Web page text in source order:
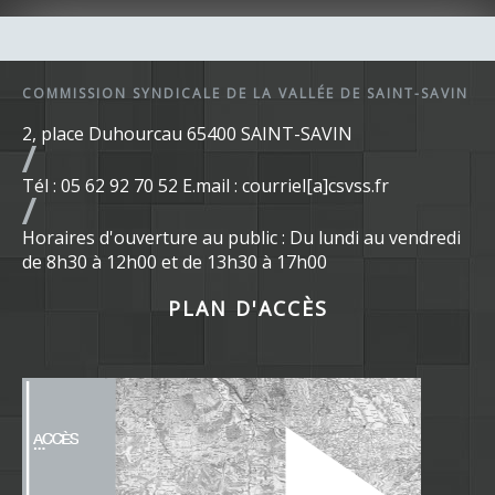
COMMISSION SYNDICALE DE LA VALLÉE DE SAINT-SAVIN
2, place Duhourcau 65400 SAINT-SAVIN
Tél : 05 62 92 70 52 E.mail : courriel[a]csvss.fr
Horaires d'ouverture au public : Du lundi au vendredi
de 8h30 à 12h00 et de 13h30 à 17h00
PLAN D'ACCÈS